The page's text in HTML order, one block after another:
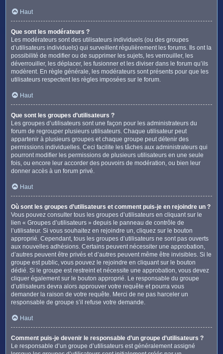
Haut
Que sont les modérateurs ?
Les modérateurs sont des utilisateurs individuels (ou des groupes
d’utilisateurs individuels) qui surveillent régulièrement les forums. Ils ont la
possibilité de modifier ou de supprimer les sujets, les verrouiller, les
déverrouiller, les déplacer, les fusionner et les diviser dans le forum qu’ils
modèrent. En règle générale, les modérateurs sont présents pour que les
utilisateurs respectent les règles imposées sur le forum.
Haut
Que sont les groupes d’utilisateurs ?
Les groupes d’utilisateurs sont une façon pour les administrateurs du
forum de regrouper plusieurs utilisateurs. Chaque utilisateur peut
appartenir à plusieurs groupes et chaque groupe peut détenir des
permissions individuelles. Ceci facilite les tâches aux administrateurs qui
pourront modifier les permissions de plusieurs utilisateurs en une seule
fois, ou encore leur accorder des pouvoirs de modération, ou bien leur
donner accès à un forum privé.
Haut
Où sont les groupes d’utilisateurs et comment puis-je en rejoindre un ?
Vous pouvez consulter tous les groupes d’utilisateurs en cliquant sur le
lien « Groupes d’utilisateurs » depuis le panneau de contrôle de
l’utilisateur. Si vous souhaitez en rejoindre un, cliquez sur le bouton
approprié. Cependant, tous les groupes d’utilisateurs ne sont pas ouverts
aux nouvelles adhésions. Certains peuvent nécessiter une approbation,
d’autres peuvent être privés et d’autres peuvent même être invisibles. Si le
groupe est public, vous pouvez le rejoindre en cliquant sur le bouton
dédié. Si le groupe est restreint et nécessite une approbation, vous devez
cliquer également sur le bouton approprié. Le responsable du groupe
d’utilisateurs devra alors approuver votre requête et pourra vous
demander la raison de votre requête. Merci de ne pas harceler un
responsable de groupe s’il refuse votre demande.
Haut
Comment puis-je devenir le responsable d’un groupe d’utilisateurs ?
Le responsable d’un groupe d’utilisateurs est généralement assigné